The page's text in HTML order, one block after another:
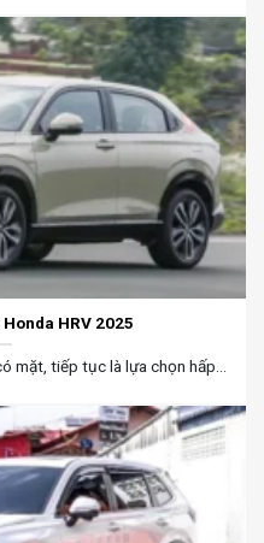
HRV 2025
mặt, tiếp tục là lựa chọn hấp...